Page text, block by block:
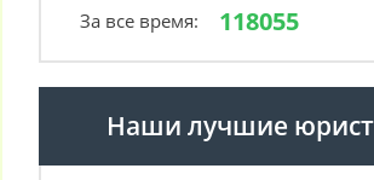
За все время: 118055
Наши лучшие